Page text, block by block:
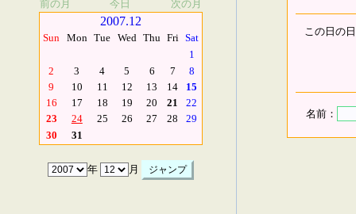
前の月 今日 次の月
2007.12
Sun Mon Tue Wed Thu Fri Sat
1
2
3 4 5 6 7
8
9
10 11 12 13 14
15
16
17 18 19 20 21
22
23
24 25 26 27 28
29
30
31
年 月
この日の
名前：